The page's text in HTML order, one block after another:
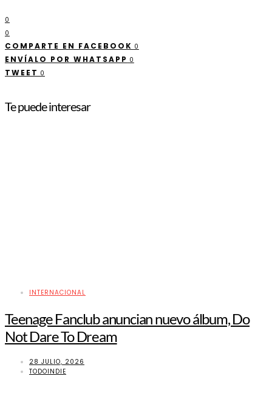
0
0
COMPARTE EN FACEBOOK 0
ENVÍALO POR WHATSAPP 0
TWEET 0
Te puede interesar
INTERNACIONAL
Teenage Fanclub anuncian nuevo álbum, Do
Not Dare To Dream
28 JULIO, 2026
TODOINDIE